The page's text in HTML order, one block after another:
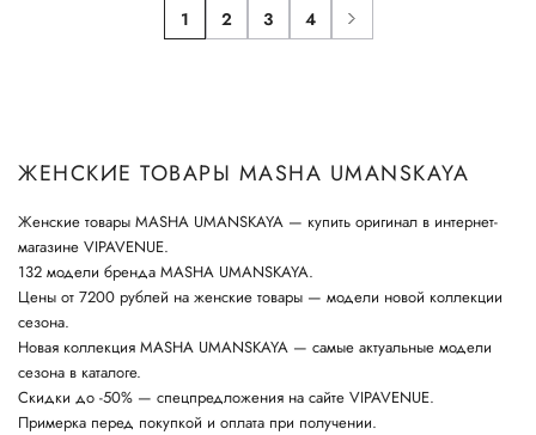
1 2 3 4
ЖЕНСКИЕ ТОВАРЫ MASHA UMANSKAYA
Женские товары MASHA UMANSKAYA — купить оригинал в интернет-
магазине VIPAVENUE.
132 модели бренда MASHA UMANSKAYA.
Цены от 7200 рублей на женские товары — модели новой коллекции
сезона.
Новая коллекция MASHA UMANSKAYA — самые актуальные модели
сезона в каталоге.
Скидки до -50% — спецпредложения на сайте VIPAVENUE.
Примерка перед покупкой и оплата при получении.